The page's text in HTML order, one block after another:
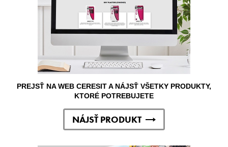
PREJSŤ NA WEB CERESIT A NÁJSŤ VŠETKY PRODUKTY,
KTORÉ POTREBUJETE
NÁJSŤ PRODUKT